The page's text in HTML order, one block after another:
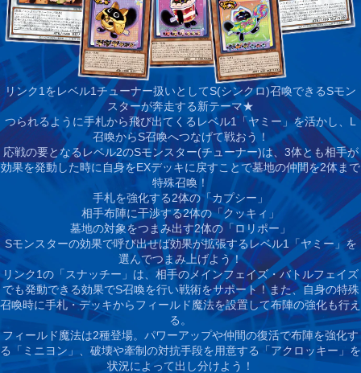
リンク1をレベル1チューナー扱いとしてS(シンクロ)召喚できるSモン
スターが奔走する新テーマ★
つられるように手札から飛び出てくるレベル1「ヤミー」を活かし、L
召喚からS召喚へつなげて戦おう！
応戦の要となるレベル2のSモンスター(チューナー)は、3体とも相手が
効果を発動した時に自身をEXデッキに戻すことで墓地の仲間を2体まで
特殊召喚！
手札を強化する2体の「カプシー」
相手布陣に干渉する2体の「クッキィ」
墓地の対象をつまみ出す2体の「ロリポー」
Sモンスターの効果で呼び出せば効果が拡張するレベル1「ヤミー」を
選んでつまみ上げよう！
リンク1の「スナッチー」は、相手のメインフェイズ・バトルフェイズ
でも発動できる効果でS召喚を行い戦術をサポート！また、自身の特殊
召喚時に手札・デッキからフィールド魔法を設置して布陣の強化も行え
る。
フィールド魔法は2種登場。パワーアップや仲間の復活で布陣を強化す
る「ミニヨン」、破壊や牽制の対抗手段を用意する「アクロッキー」を
状況によって出し分けよう！